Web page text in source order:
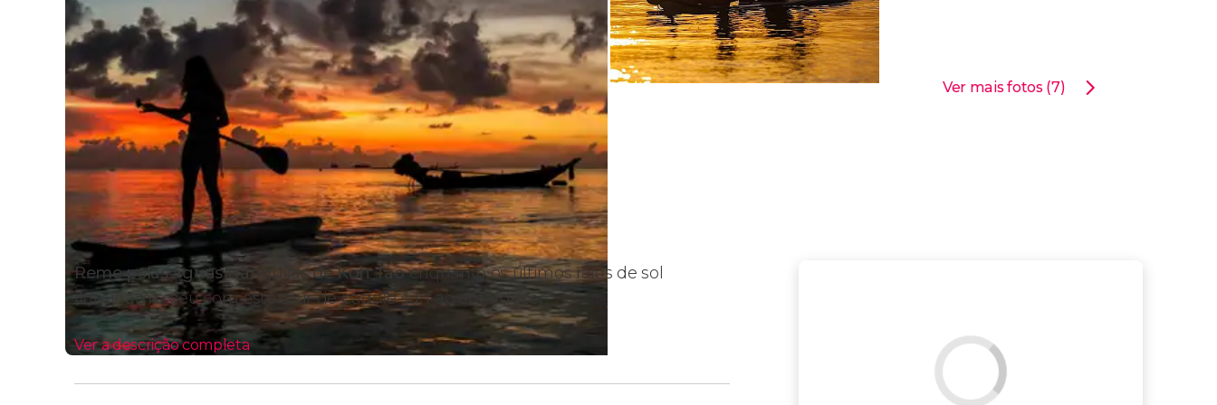
Ver mais fotos (7)
Reme pelas águas tranquilas de Koh Taoenquanto os últimos raios de sol
iluminam o céu com este tour de paddle surf ao entardecer.
Ver a descrição completa